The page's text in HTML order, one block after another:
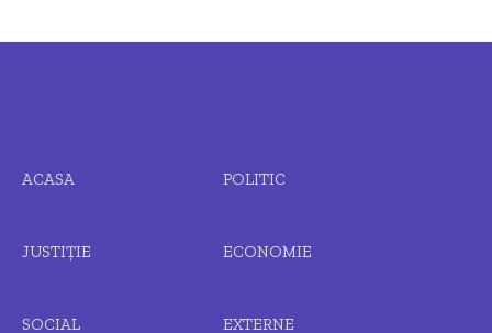
ACASA POLITIC
JUSTIȚIE ECONOMIE
SOCIAL EXTERNE